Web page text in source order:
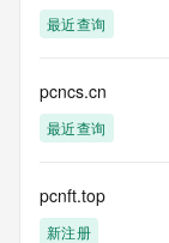
最近查询
pcncs.cn
最近查询
pcnft.top
新注册